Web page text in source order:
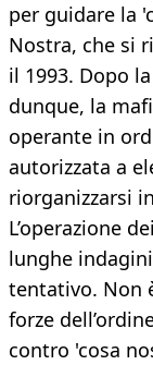
per guidare la
Nostra, che si
il 1993. Dopo
dunque, la
operante in
autorizzata a
riorganizzarsi
L’operazione
lunghe
tentativo. Non
forze
contro 'cosa